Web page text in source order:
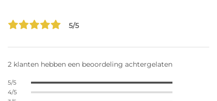
5/5
2 klanten hebben een beoordeling achtergelaten
5/5
4/5